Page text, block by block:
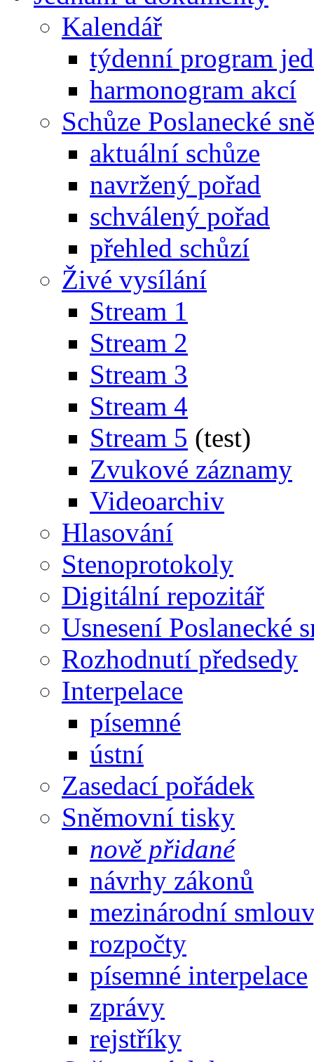
Kalendář
týdenní program
harmonogram akcí
Schůze Poslanecké
aktuální schůze
navržený pořad
schválený pořad
přehled schůzí
Živé vysílání
Stream 1
Stream 2
Stream 3
Stream 4
Stream 5 (test)
Zvukové záznamy
Videoarchiv
Hlasování
Stenoprotokoly
Digitální repozitář
Usnesení Poslanecké
Rozhodnutí předsedy
Interpelace
písemné
ústní
Zasedací pořádek
Sněmovní tisky
nově přidané
návrhy zákonů
mezinárodní
rozpočty
písemné interpelace
zprávy
rejstříky